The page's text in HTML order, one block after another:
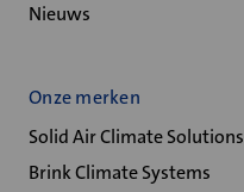
Nieuws
Onze merken
Solid Air Climate Solutions
Brink Climate Systems